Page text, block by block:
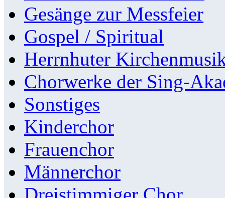
Gesänge zur Messfeier
Gospel / Spiritual
Herrnhuter
Chorwerke der Sing-
Sonstiges
Kinderchor
Frauenchor
Männerchor